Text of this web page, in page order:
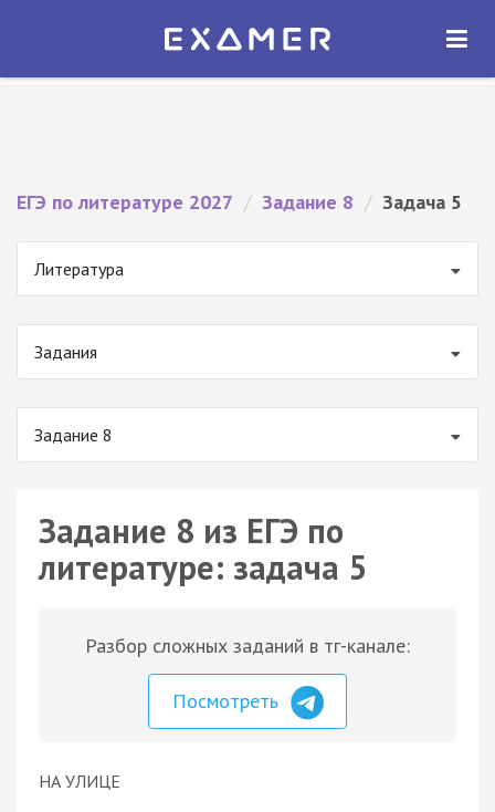
Экзамер — ЕГЭ 2027
ОТКРЫТЬ
ЕГЭ по литературе 2027 / Задание 8 / Задача 5
Литература
Задания
Задание 8
Задание 8 из ЕГЭ по
литературе: задача 5
Разбор сложных заданий в тг-канале:
Посмотреть
НА УЛИЦЕ